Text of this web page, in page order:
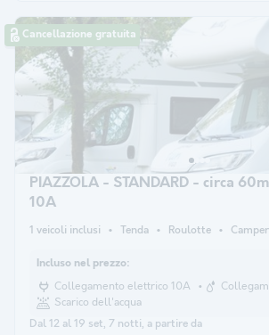
Cancellazione gratuita
PIAZZOLA - STANDARD - circa
10A
1 veicoli inclusi Tenda Roulotte Camper
Incluso nel prezzo:
Collegamento elettrico 10A
Scarico dell'acqua
Dal 12 al 19 set, 7 notti, a partire da